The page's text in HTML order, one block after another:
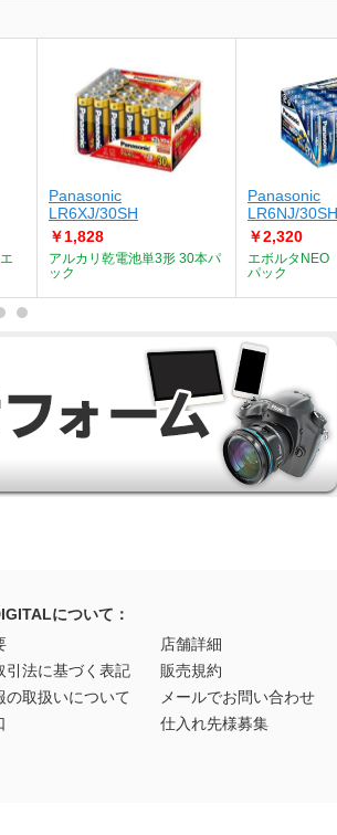
Panasonic
LR6XJ/30SH
￥1,828
アルカリ乾電池単3形 30本パ
ック
Panasonic
LR6NJ/30SH
￥2,320
エボルタ
パック
について：
店舗詳細
引法に基づく表記
販売規約
の取扱いについて
メールでお問い合わせ
仕入れ先様募集